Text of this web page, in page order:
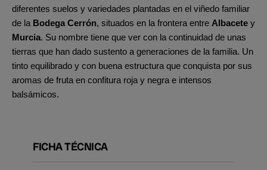
diferentes suelos y variedades plantadas en el viñedo familiar
de la Bodega Cerrón, situados en la frontera entre Albacete y
Murcia. Su nombre tiene que ver con la continuidad de unas
tierras que han dado sustento a generaciones de la familia. Un
tinto equilibrado y con buena estructura que conquista por sus
aromas de fruta en confitura roja y negra e intensos
balsámicos.
FICHA TÉCNICA